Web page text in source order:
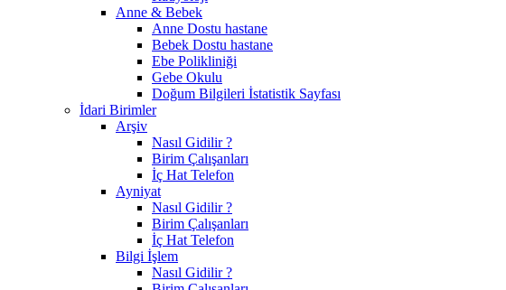
Anne & Bebek
Anne Dostu hastane
Bebek Dostu hastane
Ebe Polikliniği
Gebe Okulu
Doğum Bilgileri İstatistik Sayfası
İdari Birimler
Arşiv
Nasıl Gidilir ?
Birim Çalışanları
İç Hat Telefon
Ayniyat
Nasıl Gidilir ?
Birim Çalışanları
İç Hat Telefon
Bilgi İşlem
Nasıl Gidilir ?